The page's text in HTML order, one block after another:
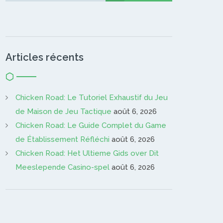
Articles récents
Chicken Road: Le Tutoriel Exhaustif du Jeu
de Maison de Jeu Tactique août 6, 2026
Chicken Road: Le Guide Complet du Game
de Établissement Réfléchi août 6, 2026
Chicken Road: Het Ultieme Gids over Dit
Meeslepende Casino-spel août 6, 2026